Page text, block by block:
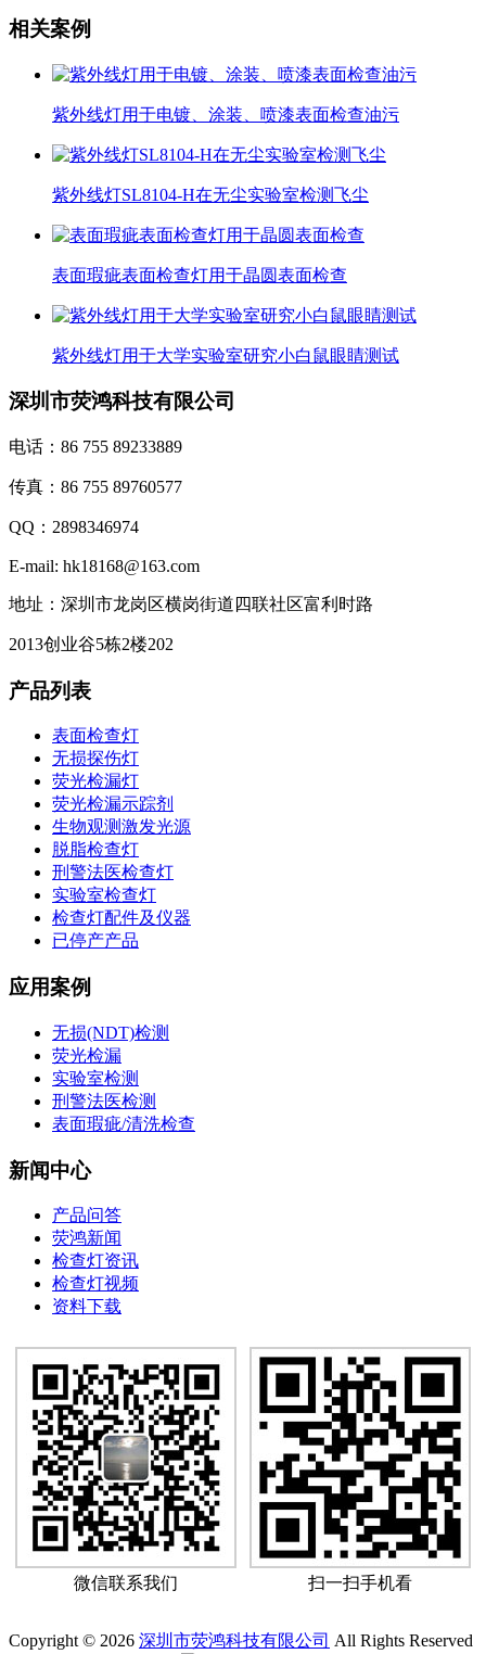
相关案例
紫外线灯用于电镀、涂装、喷漆表面检查油污
紫外线灯SL8104-H在无尘实验室检测飞尘
表面瑕疵表面检查灯用于晶圆表面检查
紫外线灯用于大学实验室研究小白鼠眼睛测试
深圳市荧鸿科技有限公司
电话：86 755 89233889
传真：86 755 89760577
QQ：2898346974
E-mail: hk18168@163.com
地址：深圳市龙岗区横岗街道四联社区富利时路
2013创业谷5栋2楼202
产品列表
表面检查灯
无损探伤灯
荧光检漏灯
荧光检漏示踪剂
生物观测激发光源
脱脂检查灯
刑警法医检查灯
实验室检查灯
检查灯配件及仪器
已停产产品
应用案例
无损(NDT)检测
荧光检漏
实验室检测
刑警法医检测
表面瑕疵/清洗检查
新闻中心
产品问答
荧鸿新闻
检查灯资讯
检查灯视频
资料下载
微信联系我们 扫一扫手机看
Copyright © 2026 深圳市荧鸿科技有限公司 All Rights Reserved